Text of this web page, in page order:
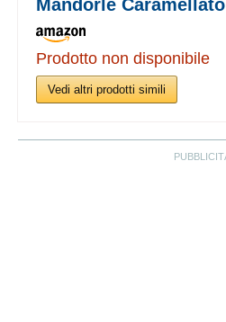
Mandorle Caramellato
Prodotto non disponibile
Vedi altri prodotti simili